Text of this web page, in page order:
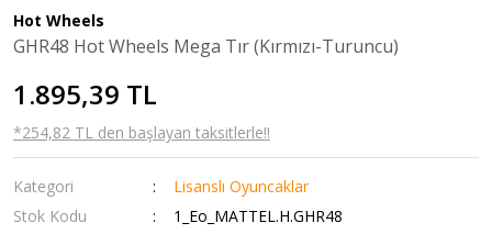
Hot Wheels
GHR48 Hot Wheels Mega Tır (Kırmızı-Turuncu)
1.895,39 TL
*254,82 TL den başlayan taksitlerle!!
Kategori
Lisanslı Oyuncaklar
Stok Kodu
1_Eo_MATTEL.H.GHR48